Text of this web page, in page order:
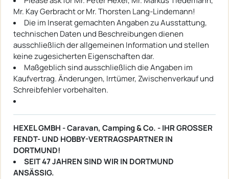
Mr. Kay Gerbracht or Mr. Thorsten Lang-Lindemann!
Die im Inserat gemachten Angaben zu Ausstattung,
technischen Daten und Beschreibungen dienen
ausschließlich der allgemeinen Information und stellen
keine zugesicherten Eigenschaften dar.
Maßgeblich sind ausschließlich die Angaben im
Kaufvertrag. Änderungen, Irrtümer, Zwischenverkauf und
Schreibfehler vorbehalten.
HEXEL GMBH - Caravan, Camping & Co. - IHR GROSSER
FENDT- UND HOBBY-VERTRAGSPARTNER IN
DORTMUND!
SEIT 47 JAHREN SIND WIR IN DORTMUND
ANSÄSSIG.